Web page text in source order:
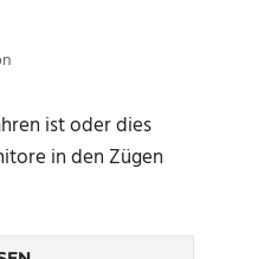
ist oder dies
in den Zügen